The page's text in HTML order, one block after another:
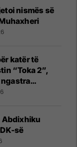
nismës së
katër të
“Toka 2”,
Abdixhiku
së